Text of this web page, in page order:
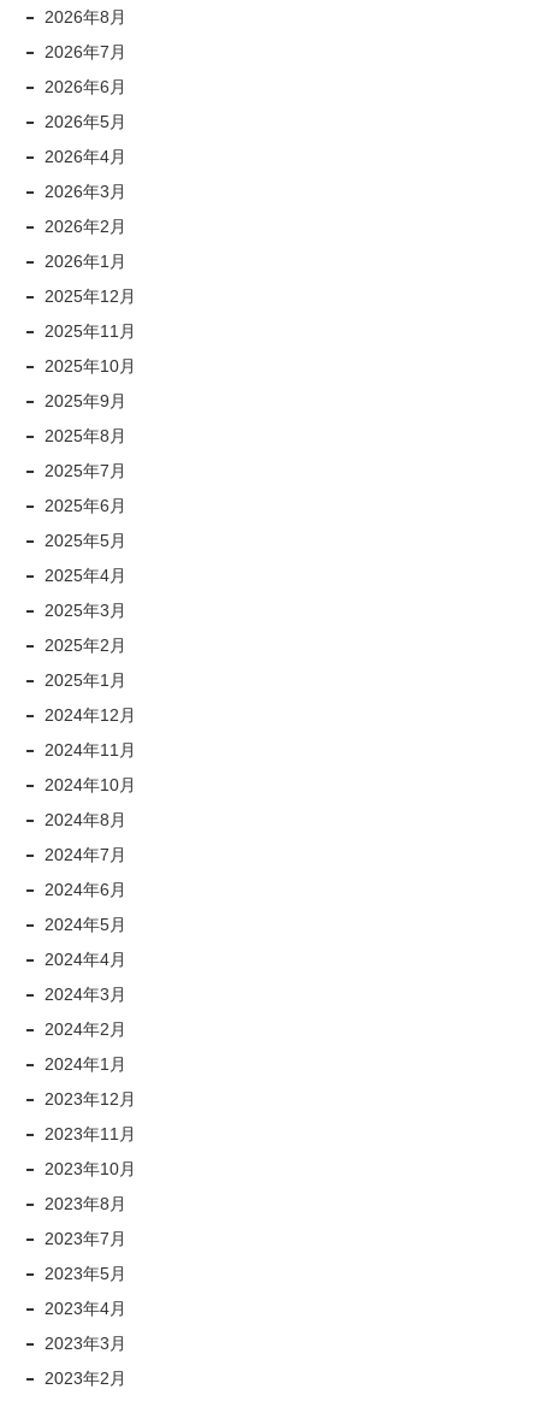
2026年8月
2026年7月
2026年6月
2026年5月
2026年4月
2026年3月
2026年2月
2026年1月
2025年12月
2025年11月
2025年10月
2025年9月
2025年8月
2025年7月
2025年6月
2025年5月
2025年4月
2025年3月
2025年2月
2025年1月
2024年12月
2024年11月
2024年10月
2024年8月
2024年7月
2024年6月
2024年5月
2024年4月
2024年3月
2024年2月
2024年1月
2023年12月
2023年11月
2023年10月
2023年8月
2023年7月
2023年5月
2023年4月
2023年3月
2023年2月